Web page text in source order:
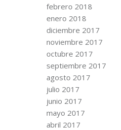
febrero 2018
enero 2018
diciembre 2017
noviembre 2017
octubre 2017
septiembre 2017
agosto 2017
julio 2017
junio 2017
mayo 2017
abril 2017